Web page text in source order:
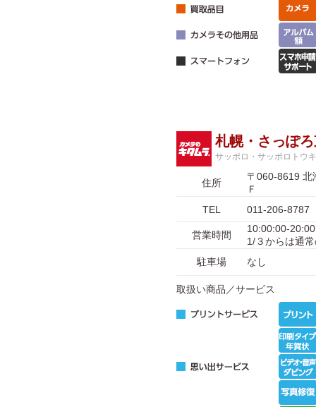
札幌・さっぽ
サッポロ・サッポロトウ
住所
〒060-8619 北
Ｆ
TEL
011-206-8787
営業時間
10:00:00-
1/３からは通
駐車場
なし
取扱い商品／サービス